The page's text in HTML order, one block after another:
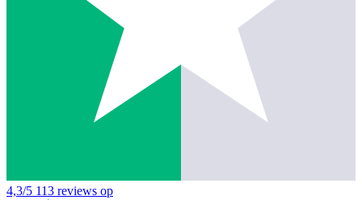
4,3/5 113 reviews op